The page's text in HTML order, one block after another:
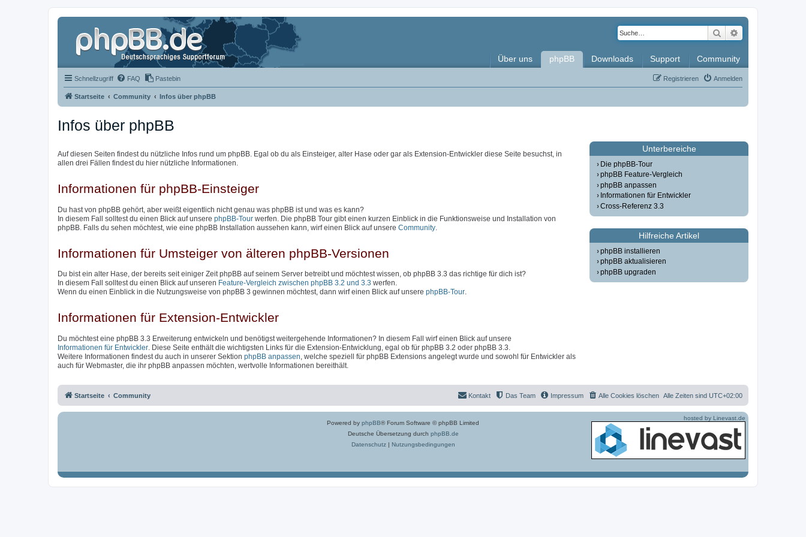
Suche
Über uns phpBB Downloads Support Community
Schnellzugriff FAQ Pastebin Anmelden
Registrieren
Startseite Community Infos über phpBB
Infos über phpBB
Auf diesen Seiten findest du nützliche Infos rund um phpBB. Egal ob du als Einsteiger, alter Hase oder gar als Extension-Entwickler diese Seite besuchst, in
allen drei Fällen findest du hier nützliche Informationen.
Informationen für phpBB-Einsteiger
Du hast von phpBB gehört, aber weißt eigentlich nicht genau was phpBB ist und was es kann?
In diesem Fall solltest du einen Blick auf unsere phpBB-Tour werfen. Die phpBB Tour gibt einen kurzen Einblick in die Funktionsweise und Installation von
phpBB. Falls du sehen möchtest, wie eine phpBB Installation aussehen kann, wirf einen Blick auf unsere Community
Informationen für Umsteiger von älteren phpBB-Versionen
Du bist ein alter Hase, der bereits seit einiger Zeit phpBB auf seinem Server betreibt und möchtest wissen, ob phpBB 3.3 das richtige für dich ist?
In diesem Fall solltest du einen Blick auf unseren Feature-Vergleich zwischen phpBB 3.2 und 3.3 werfen.
Wenn du einen Einblick in die Nutzungsweise von phpBB 3 gewinnen möchtest, dann wirf einen Blick auf unsere phpBB-Tour.
Informationen für Extension-Entwickler
Du möchtest eine phpBB 3.3 Erweiterung entwickeln und benötigst weitergehende Informationen? In diesem Fall wirf einen Blick auf unsere
Informationen für Entwickler . Diese Seite enthält die wichtigsten Links für die Extension-Entwicklung, egal ob für phpBB 3.2 oder phpBB 3.3.
Weitere Informationen findest du auch in unserer Sektion phpBB anpassen , welche speziell für phpBB Extensions angelegt wurde und sowohl für Entwickler als
auch für Webmaster, die ihr phpBB anpassen möchten, wertvolle Informationen bereithält.
Unterbereiche
Die phpBB-Tour
phpBB Feature-Vergleich
phpBB anpassen
Informationen für Entwickler
Cross-Referenz 3.3
Hilfreiche Artikel
phpBB installieren
phpBB aktualisieren
phpBB upgraden
Startseite Community Alle Zeiten sind UTC+02:00
Alle Cookies löschen
Impressum
Das Team
Kontakt
Powered by phpBB® Forum Software © phpBB Limited
Deutsche Übersetzung durch phpBB.de
Datenschutz| Nutzungsbedingungen
hosted by Linevast.de